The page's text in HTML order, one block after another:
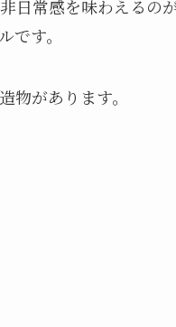
日常感を味わえるの
です。
物があります。